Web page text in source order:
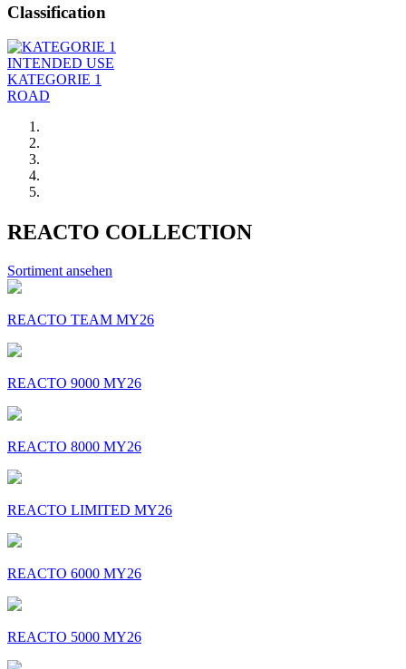
Classification
INTENDED USE
KATEGORIE 1
ROAD
REACTO COLLECTION
Sortiment ansehen
REACTO TEAM MY26
REACTO 9000 MY26
REACTO 8000 MY26
REACTO LIMITED MY26
REACTO 6000 MY26
REACTO 5000 MY26